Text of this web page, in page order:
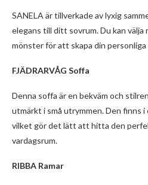
SANELA är tillverkade av lyxig
elegans till ditt sovrum. Du kan välja
mönster för att skapa din personliga
FJÄDRARVÅG Soffa
Denna soffa är en bekväm och
utmärkt i små utrymmen. Den finns
vilket gör det lätt att hitta den
vardagsrum.
RIBBA Ramar